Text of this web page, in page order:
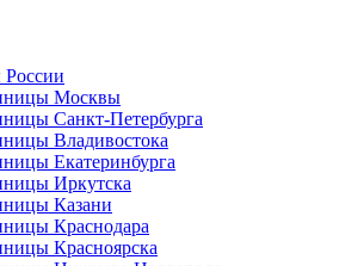
Mосквы
Санкт-Петербурга
Владивостока
Екатеринбурга
Иркутска
Казани
Краснодара
Красноярска